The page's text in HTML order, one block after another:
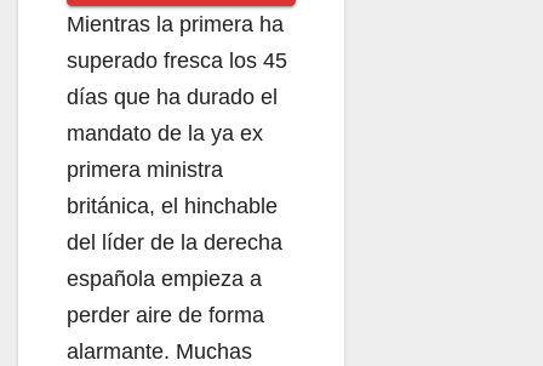
Mientras la primera ha
superado fresca los 45
días que ha durado el
mandato de la ya ex
primera ministra
británica, el hinchable
del líder de la derecha
española empieza a
perder aire de forma
alarmante. Muchas